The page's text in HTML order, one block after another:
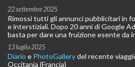
22 settembre 2025
Rimossi tutti gli annunci pubblicitari in
e interstiziali. Dopo 20 anni di Google
basta per dare una fruizione esente da
13 luglio 2025
Diario e PhotoGallerydel recente
Occitania (Francia)